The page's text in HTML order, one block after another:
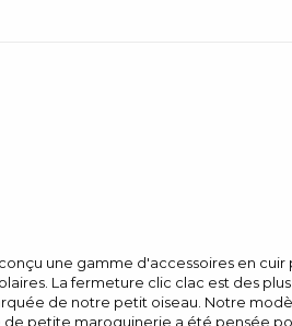
une gamme d'accessoires en
La fermeture clic clac est des
de notre petit oiseau. Notre
petite maroquinerie a été pensée